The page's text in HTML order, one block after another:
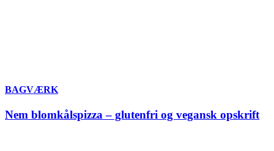
BAGVÆRK
Nem blomkålspizza – glutenfri og vegansk opskrift